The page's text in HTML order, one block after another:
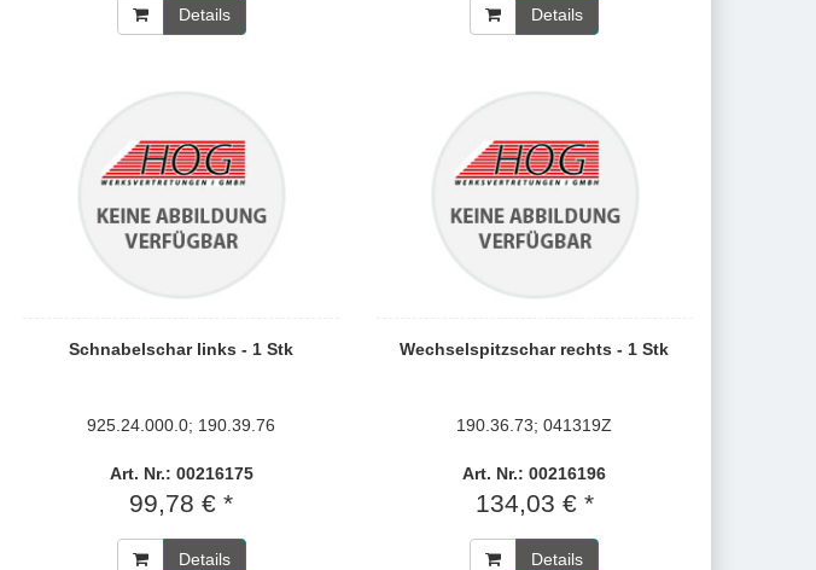
Details Details
Schnabelschar links - 1 Stk
925.24.000.0; 190.39.76
Art. Nr.: 00216175
99,78 € *
Details
Wechselspitzschar rechts - 1 Stk
190.36.73; 041319Z
Art. Nr.: 00216196
134,03 € *
Details